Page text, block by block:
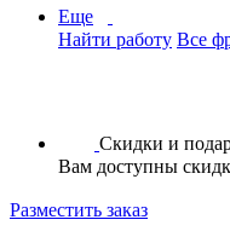
Еще
Найти работу Все
Скидки и
Вам доступны
Разместить заказ